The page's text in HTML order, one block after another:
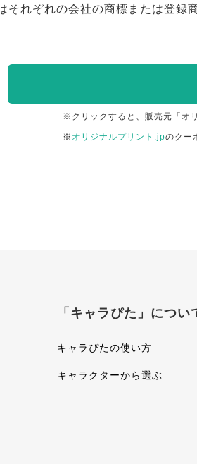
れぞれの会社の商標または登録
※クリックすると、販売元「オ
※ オリジナルプリント.jpのクー
「キャラぴた」につい
キャラぴたの使い方
キャラクターから選ぶ